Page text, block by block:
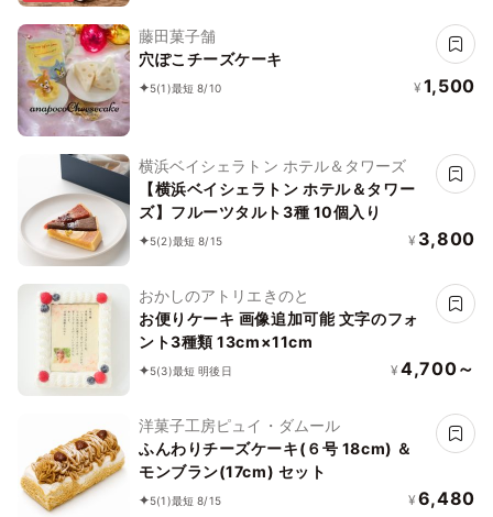
藤田菓子舗
穴ぽこチーズケーキ
5(1)最短 8/10 ¥ 1,500
横浜ベイシェラトン ホテル＆タワーズ
【横浜ベイシェラトン ホテル＆タワー
ズ】フルーツタルト3種 10個入り
5(2)最短 8/15 ¥ 3,800
おかしのアトリエきのと
お便りケーキ 画像追加可能 文字のフォ
ント3種類 13cm×11cm
5(3)最短 明後日 ¥ 4,700～
洋菓子工房ピュイ・ダムール
ふんわりチーズケーキ(６号 18cm) ＆
モンブラン(17cm) セット
5(1)最短 8/15 ¥ 6,480